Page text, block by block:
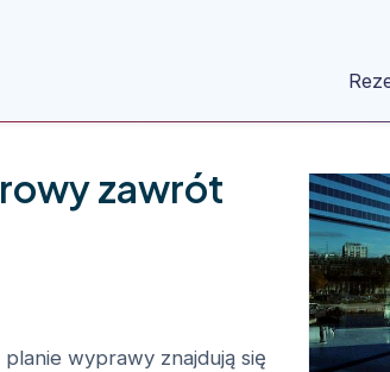
zawrót
wyprawy znajdują się